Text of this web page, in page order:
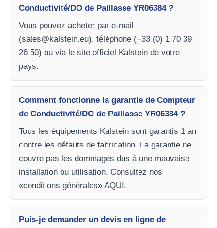
Conductivité/DO de Paillasse YR06384 ?
Vous pouvez acheter par e-mail
(sales@kalstein.eu), téléphone (+33 (0) 1 70 39
26 50) ou via le site officiel Kalstein de votre
pays.
Comment fonctionne la garantie de Compteur
de Conductivité/DO de Paillasse YR06384 ?
Tous les équipements Kalstein sont garantis 1 an
contre les défauts de fabrication. La garantie ne
couvre pas les dommages dus à une mauvaise
installation ou utilisation. Consultez nos
«conditions générales» AQUI.
Puis-je demander un devis en ligne de